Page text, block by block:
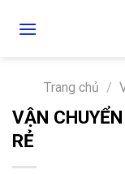
Trang chủ /
VẬN
RẺ